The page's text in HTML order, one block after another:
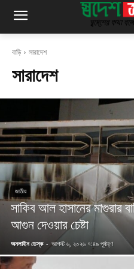
বাড়ি সারাদেশ
সারাদেশ
জাতীয়
সাকিব আল হাসানের মাগুরার
আগুন দেওয়ার চেষ্টা
অনলাইন ডেস্ক - আগস্ট ৬, ২০২৬ ৭:৪৯ পূর্বাহ্ণ